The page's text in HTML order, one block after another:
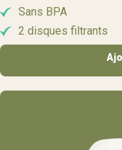
Sans BPA
2 disques filtrants